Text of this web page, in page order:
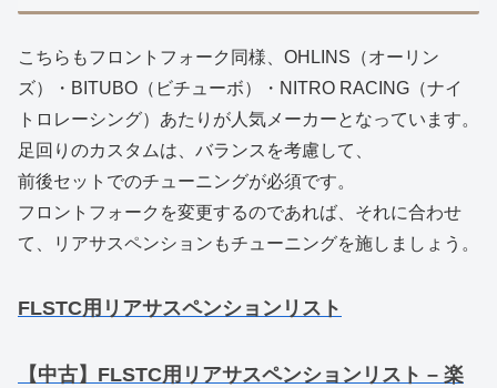
こちらもフロントフォーク同様、OHLINS（オーリン
ズ）・BITUBO（ビチューボ）・NITRO RACING（ナイ
トロレーシング）あたりが人気メーカーとなっています。
足回りのカスタムは、バランスを考慮して、
前後セットでのチューニングが必須です。
フロントフォークを変更するのであれば、それに合わせ
て、リアサスペンションもチューニングを施しましょう。
FLSTC用リアサスペンションリスト
【中古】FLSTC用リアサスペンションリスト – 楽